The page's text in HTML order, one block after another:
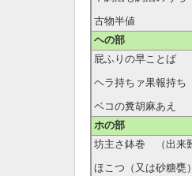
古物半値
ヘの部
屁ふりの早ことば
ヘラ持ちァ果報持ち
ベコの糞胡麻あえ
ホの部
坊主さ鉢巻 （出来
ほこつ（又は砂糖